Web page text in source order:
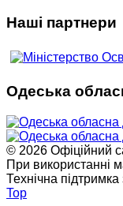
Наші партнери
Одеська
© 2026 Офіційний
При використанні
Технічна підтримка
Top